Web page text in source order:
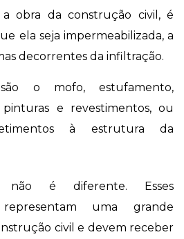
obra da construção civil, é
ela seja impermeabilizada, a
decorrentes da infiltração.
o mofo, estufamento,
e revestimentos, ou
à estrutura da
não é diferente. Esses
representam uma grande
civil e devem receber